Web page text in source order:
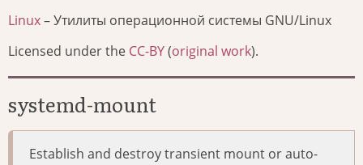
Linux– Утилиты операционной системы GNU/Linux
Licensed under the CC-BY(original work).
systemd-mount
Establish and destroy transient mount or auto-